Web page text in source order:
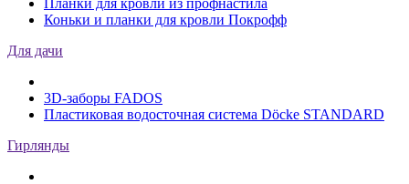
Планки для кровли из профнастила
Коньки и планки для кровли Покрофф
Для дачи
3D-заборы FADOS
Пластиковая водосточная система Döcke STANDARD
Гирлянды